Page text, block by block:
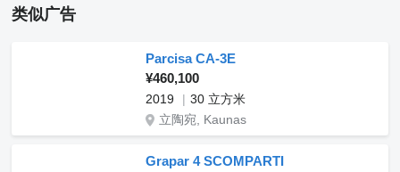
类似广告
Parcisa CA-3E
¥460,100
2019
30 立方米
立陶宛, Kaunas
Grapar 4 SCOMPARTI